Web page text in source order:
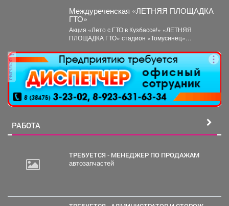
Междуреченская «ЛЕТНЯЯ ПЛОЩАДКА
ГТО»
Акция «Лето с ГТО в Кузбассе!» «ЛЕТНЯЯ
ПЛОЩАДКА ГТО» стадион «Томусинец»
реклама
РАБОТА
ТРЕБУЕТСЯ - МЕНЕДЖЕР ПО ПРОДАЖАМ
автозапчастей